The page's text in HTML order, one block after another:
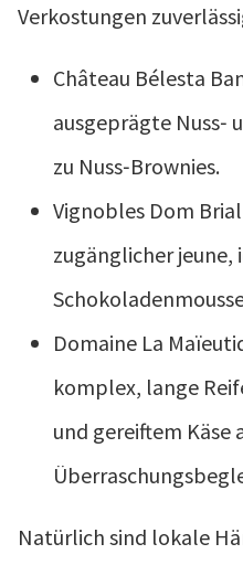
Verkostungen
Château Bélesta
ausgeprägte
zu Nuss‑Brownies.
Vignobles Dom
zugänglicher jeune,
Domaine La
komplex, lange
und gereiftem Käse
Natürlich sind lokale